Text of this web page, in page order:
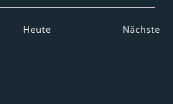
Heute Nächste